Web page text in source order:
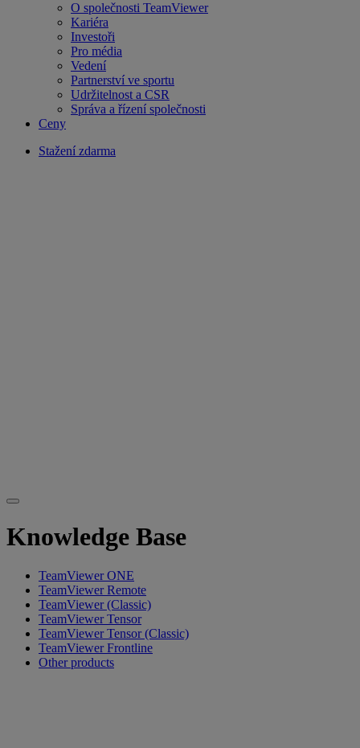
O společnosti TeamViewer
Kariéra
Investoři
Pro média
Vedení
Partnerství ve sportu
Udržitelnost a CSR
Správa a řízení společnosti
Ceny
Stažení zdarma
Knowledge Base
TeamViewer ONE
TeamViewer Remote
TeamViewer (Classic)
TeamViewer Tensor
TeamViewer Tensor (Classic)
TeamViewer Frontline
Other products